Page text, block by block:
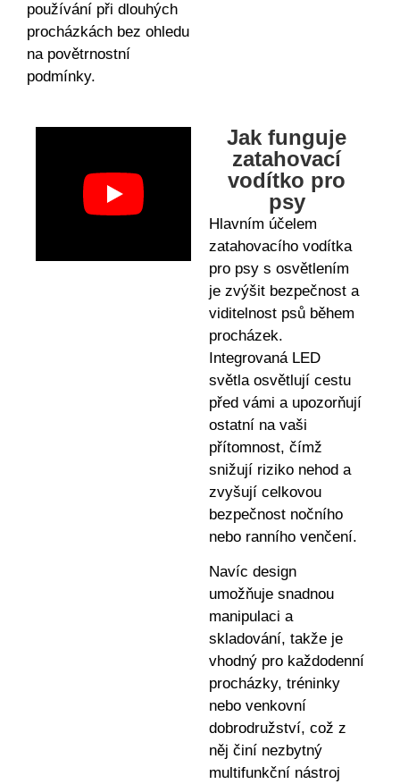
používání při dlouhých
procházkách bez ohledu
na povětrnostní
podmínky.
Jak funguje
zatahovací
vodítko pro
psy
Hlavním účelem
zatahovacího vodítka
pro psy s osvětlením
je zvýšit bezpečnost a
viditelnost psů během
procházek.
Integrovaná LED
světla osvětlují cestu
před vámi a upozorňují
ostatní na vaši
přítomnost, čímž
snižují riziko nehod a
zvyšují celkovou
bezpečnost nočního
nebo ranního venčení.
Navíc design
umožňuje snadnou
manipulaci a
skladování, takže je
vhodný pro každodenní
procházky, tréninky
nebo venkovní
dobrodružství, což z
něj činí nezbytný
multifunkční nástroj